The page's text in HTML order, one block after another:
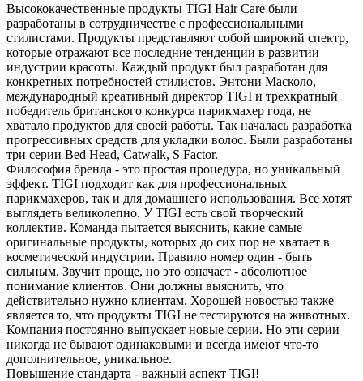
Высококачественные продукты TIGI Hair Care были
разработаны в сотрудничестве с профессиональными
стилистами. Продукты представляют собой широкий спектр,
которые отражают все последние тенденции в развитии
индустрии красоты. Каждый продукт был разработан для
конкретных потребностей стилистов. Энтони Масколо,
международный креативный директор TIGI и трехкратный
победитель британского конкурса парикмахер года, не
хватало продуктов для своей работы. Так началась разработка
прогрессивных средств для укладки волос. Были разработаны
три серии Bed Head, Catwalk, S Factor.
Философия бренда - это простая процедура, но уникальный
эффект. TIGI подходит как для профессиональных
парикмахеров, так и для домашнего использования. Все хотят
выглядеть великолепно. У TIGI есть свой творческий
коллектив. Команда пытается выяснить, какие самые
оригинальные продукты, которых до сих пор не хватает в
косметической индустрии. Правило номер один - быть
сильным. Звучит проще, но это означает - абсолютное
понимание клиентов. Они должны выяснить, что
действительно нужно клиентам. Хорошей новостью также
является то, что продукты TIGI не тестируются на животных.
Компания постоянно выпускает новые серии. Но эти серии
никогда не бывают одинаковыми и всегда имеют что-то
дополнительное, уникальное.
Повышение стандарта - важный аспект TIGI!